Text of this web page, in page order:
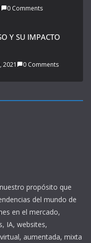
0 Comments
Y SU IMPACTO
2021 0 Comments
propósito que
del mundo de
en el mercado,
IA, websites,
aumentada, mixta